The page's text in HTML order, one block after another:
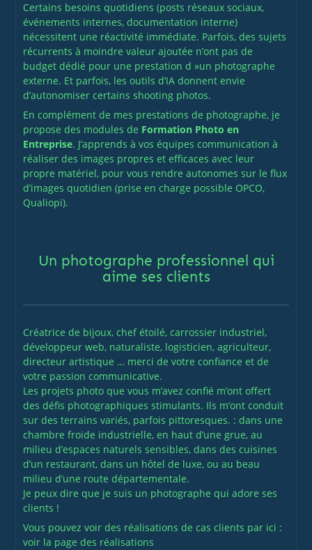
Certains besoins quotidiens (posts réseaux sociaux,
événements internes, documentation interne)
nécessitent une réactivité immédiate. Parfois, des sujets
récurrents à moindre valeur ajoutée n’ont pas de
budget dédié pour une prestation d »un photographe
externe. Et parfois, les outils d’IA donnent envie
d’autonomiser certains shooting photos.
En complément de mes prestations de photographe, je
propose des modules de Formation Photo en
Entreprise. J’apprends à vos équipes communication à
réaliser des images propres et efficaces avec leur
propre matériel, pour vous rendre autonomes sur le flux
d’images quotidien (prise en charge possible OPCO,
Qualiopi).
Un photographe professionnel qui
aime ses clients
Créatrice de bijoux, chef étoilé, carrossier industriel,
développeur web, naturaliste, logisticien, agriculteur,
directeur artistique … merci de votre confiance et de
votre passion communicative.
Les projets photo que vous m’avez confié m’ont offert
des défis photographiques stimulants. Ils m’ont conduit
sur des terrains variés, parfois pittoresques. : dans une
chambre froide industrielle, en haut d’une grue, au
milieu d’espaces naturels sensibles, dans des cuisines
d’un restaurant, dans un hôtel de luxe, ou au beau
milieu d’une route départementale.
Je peux dire que je suis un photographe qui adore ses
clients !
Vous pouvez voir des réalisations de cas clients par ici :
voir la page des réalisations